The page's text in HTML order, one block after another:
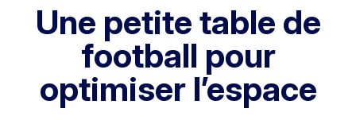
Une petite table de
football pour
optimiser l’espace